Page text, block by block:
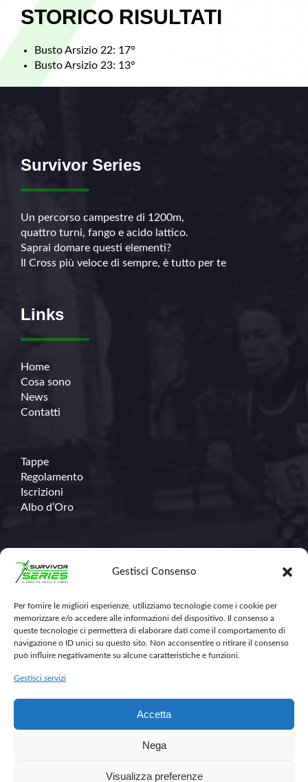
Gestisci Consenso
Per fornire le migliori esperienze, utilizziamo tecnologie come i cookie per
memorizzare e/o accedere alle informazioni del dispositivo. Il consenso a
queste tecnologie ci permetterà di elaborare dati come il comportamento di
navigazione o ID unici su questo sito. Non acconsentire o ritirare il consenso
può influire negativamente su alcune caratteristiche e funzioni.
Gestisci servizi
Accetta
Nega
Visualizza preferenze
STORICO RISULTATI
Busto Arsizio 22: 17°
Busto Arsizio 23: 13°
Survivor Series
Un percorso campestre di 1200m,
quattro turni, fango e acido lattico.
Saprai domare questi elementi?
Il Cross più veloce di sempre, è tutto per te
Links
Home
Cosa sono
News
Contatti
Tappe
Regolamento
Iscrizioni
Albo d’Oro
Contatti
348.671.1368
info@survivorseriescross.run